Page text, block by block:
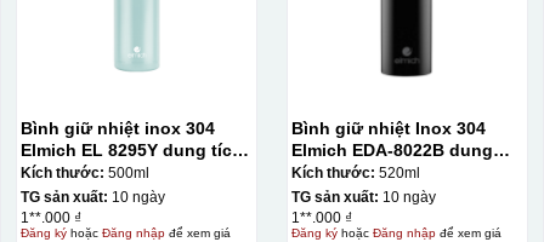
Bình giữ nhiệt inox 304
Elmich EL 8295Y dung tích
500ml
Kích thước: 500ml
TG sản xuất: 10 ngày
1**.000 ₫
Đăng kýhoặc Đăng nhậpđể xem giá
Bình giữ nhiệt Inox 304
Elmich EDA-8022B dung
tích 520ml
Kích thước: 520ml
TG sản xuất: 10 ngày
1**.000 ₫
Đăng kýhoặc Đăng nhậpđể xem giá